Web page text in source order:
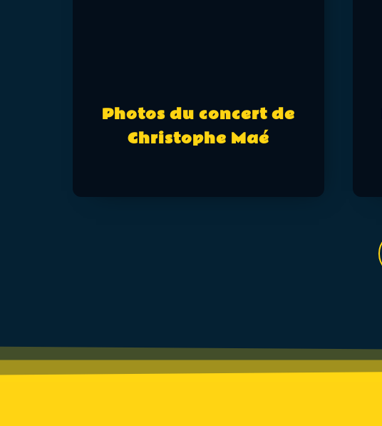
Photos du concert de
Christophe Maé